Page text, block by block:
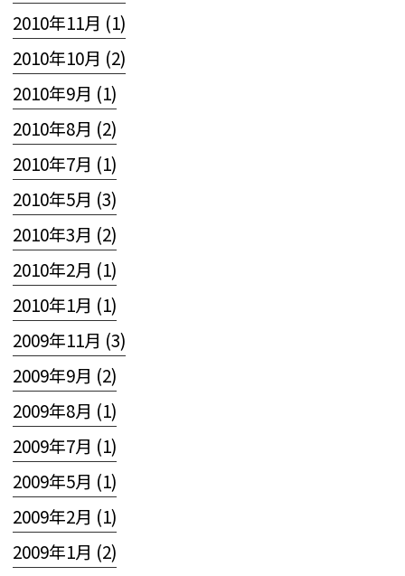
2010年11月 (1)
2010年10月 (2)
2010年9月 (1)
2010年8月 (2)
2010年7月 (1)
2010年5月 (3)
2010年3月 (2)
2010年2月 (1)
2010年1月 (1)
2009年11月 (3)
2009年9月 (2)
2009年8月 (1)
2009年7月 (1)
2009年5月 (1)
2009年2月 (1)
2009年1月 (2)